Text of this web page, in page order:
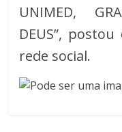
UNIMED,
DEUS”,
rede social.